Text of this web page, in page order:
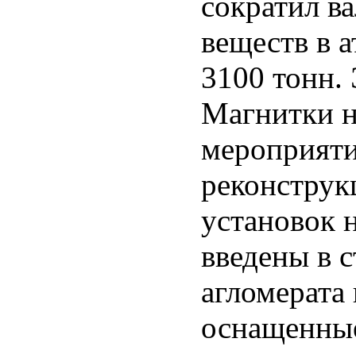
веществ в
3100 тонн.
Магнитки
установок
введены в